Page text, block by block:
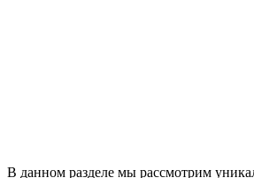
В данном разделе мы рассмотрим